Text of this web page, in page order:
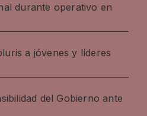
durante operativo en
a jóvenes y líderes
del Gobierno ante